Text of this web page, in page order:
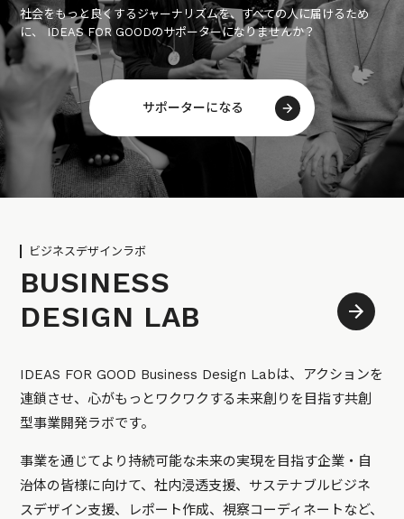
社会をもっと良くするジャーナリズムを、すべての人に届けるため
に、 IDEAS FOR GOODのサポーターになりませんか？
サポーターになる
ビジネスデザインラボ
BUSINESS
DESIGN LAB
IDEAS FOR GOOD Business Design Labは、アクションを
連鎖させ、心がもっとワクワクする未来創りを目指す共創
型事業開発ラボです。
事業を通じてより持続可能な未来の実現を目指す企業・自
治体の皆様に向けて、社内浸透支援、サステナブルビジネ
スデザイン支援、レポート作成、視察コーディネートなど、